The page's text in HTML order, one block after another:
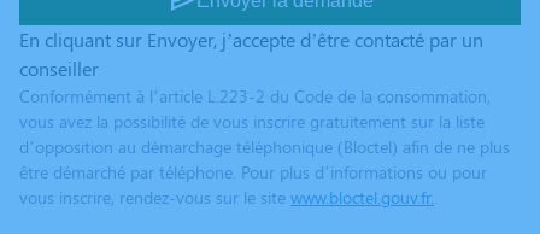
En cliquant sur Envoyer, j’accepte d’être contacté par un
conseiller
Conformément à l’article L.223-2 du Code de la consommation,
vous avez la possibilité de vous inscrire gratuitement sur la liste
d’opposition au démarchage téléphonique (Bloctel) afin de ne plus
être démarché par téléphone. Pour plus d’informations ou pour
vous inscrire, rendez-vous sur le site www.bloctel.gouv.fr..